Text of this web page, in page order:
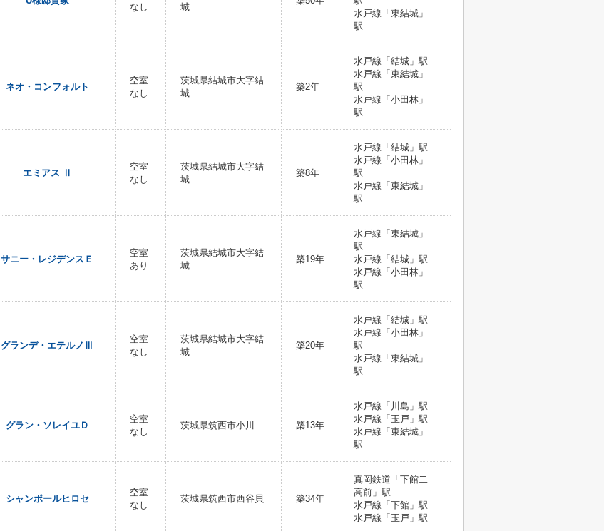
なし
城
水戸線「東結城」
駅
ネオ・コンフォルト
空室
なし
茨城県結城市大字結
城
築2年
水戸線「結城」駅
水戸線「東結城」
駅
水戸線「小田林」
駅
エミアス Ⅱ
空室
なし
茨城県結城市大字結
城
築8年
水戸線「結城」駅
水戸線「小田林」
駅
水戸線「東結城」
駅
サニー・レジデンスＥ
空室
あり
茨城県結城市大字結
城
築19年
水戸線「東結城」
駅
水戸線「結城」駅
水戸線「小田林」
駅
グランデ・エテルノⅢ
空室
なし
茨城県結城市大字結
城
築20年
水戸線「結城」駅
水戸線「小田林」
駅
水戸線「東結城」
駅
グラン・ソレイユＤ
空室
なし
茨城県筑西市小川 築13年
水戸線「川島」駅
水戸線「玉戸」駅
水戸線「東結城」
駅
シャンポールヒロセ
空室
なし
茨城県筑西市西谷貝 築34年
真岡鉄道「下館二
高前」駅
水戸線「下館」駅
水戸線「玉戸」駅